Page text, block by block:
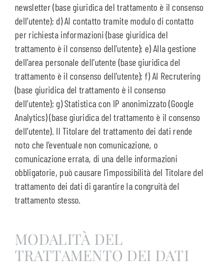
newsletter (base giuridica del trattamento è il consenso
dell’utente); d) Al contatto tramite modulo di contatto
per richiesta informazioni (base giuridica del
trattamento è il consenso dell’utente); e) Alla gestione
dell’area personale dell’utente (base giuridica del
trattamento è il consenso dell’utente); f) Al Recrutering
(base giuridica del trattamento è il consenso
dell’utente); g) Statistica con IP anonimizzato (Google
Analytics) (base giuridica del trattamento è il consenso
dell’utente). Il Titolare del trattamento dei dati rende
noto che l’eventuale non comunicazione, o
comunicazione errata, di una delle informazioni
obbligatorie, può causare l’impossibilità del Titolare del
trattamento dei dati di garantire la congruità del
trattamento stesso.
MODALITÀ DEL
TRATTAMENTO DEI DATI